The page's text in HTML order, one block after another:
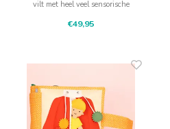
vilt met heel veel sensorische
trekken, drukken, schuiven de
€49,95